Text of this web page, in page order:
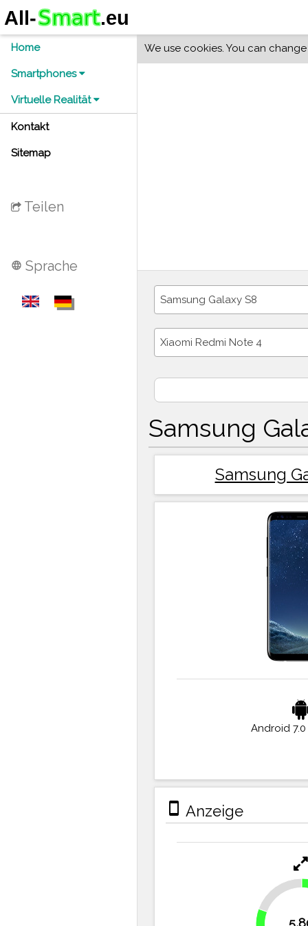
Home
Smartphones
Virtuelle Realität
Kontakt
Sitemap
Teilen
language Sprache
We use cookies. You can
Samsung Galaxy S8
Xiaomi Redmi Note 4
Samsung
Samsung
Android
stay_primary_portrait Anzeige
19.4%